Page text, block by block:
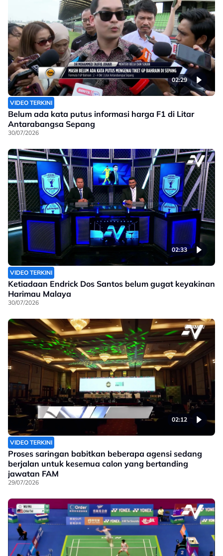
02:29
VIDEO TERKINI
Belum ada kata putus informasi harga F1 di Litar
Antarabangsa Sepang
30/07/2026
02:33
VIDEO TERKINI
Ketiadaan Endrick Dos Santos belum gugat keyakinan
Harimau Malaya
30/07/2026
02:12
VIDEO TERKINI
Proses saringan babitkan beberapa agensi sedang
berjalan untuk kesemua calon yang bertanding
jawatan FAM
29/07/2026